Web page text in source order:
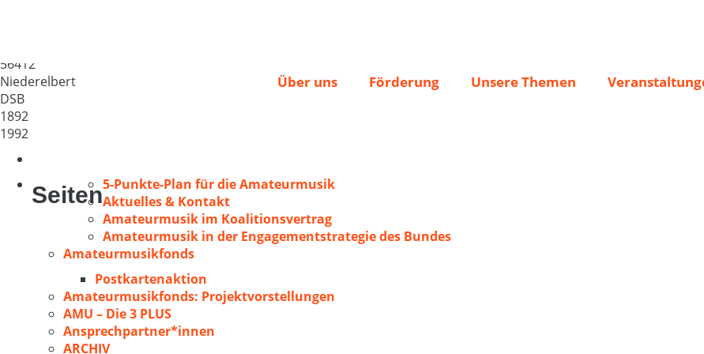
Über uns Förderung Unsere Themen
56412
Niederelbert
DSB
1892
1992
Seiten5-Punkte-Plan für die Amateurmusik
Aktuelles & Kontakt
Amateurmusik im Koalitionsvertrag
Amateurmusik in der Engagementstrategie des Bundes
Amateurmusikfonds
Postkartenaktion
Amateurmusikfonds: Projektvorstellungen
AMU – Die 3 PLUS
Ansprechpartner*innen
ARCHIV